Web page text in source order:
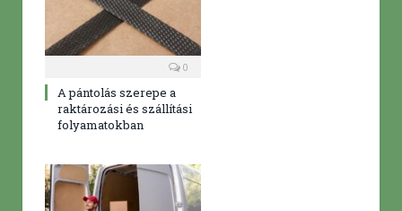
0
A pántolás szerepe a
raktározási és szállítási
folyamatokban